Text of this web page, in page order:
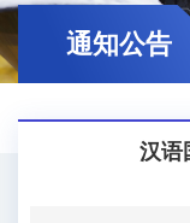
通知公告
汉语